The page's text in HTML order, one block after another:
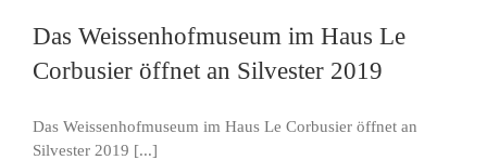
Das Weissenhofmuseum im Haus Le
Corbusier öffnet an Silvester 2019
Das Weissenhofmuseum im Haus Le Corbusier öffnet an
Silvester 2019 [...]